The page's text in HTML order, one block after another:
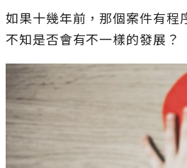
如果十幾年前，那個案件有程
不知是否會有不一樣的發展？